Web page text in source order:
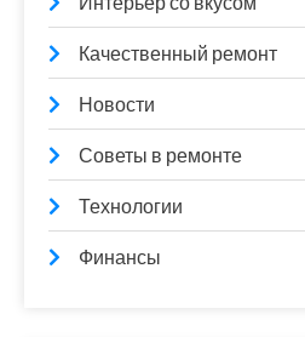
Качественный ремонт
Новости
Советы в ремонте
Технологии
Финансы